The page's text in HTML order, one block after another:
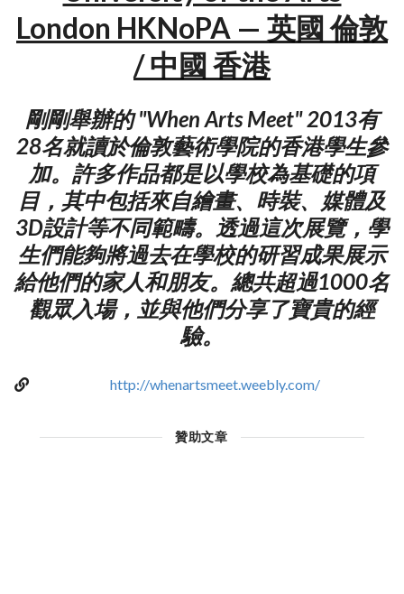
London HKNoPA — 英國 倫敦
/ 中國 香港
剛剛舉辦的 "When Arts Meet" 2013有
28名就讀於倫敦藝術學院的香港學生參
加。許多作品都是以學校為基礎的項
目，其中包括來自繪畫、時裝、媒體及
3D設計等不同範疇。透過這次展覽，學
生們能夠將過去在學校的研習成果展示
給他們的家人和朋友。總共超過1000名
觀眾入場，並與他們分享了寶貴的經
驗。
http://whenartsmeet.weebly.com/
贊助文章